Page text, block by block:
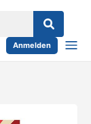
Anmelden